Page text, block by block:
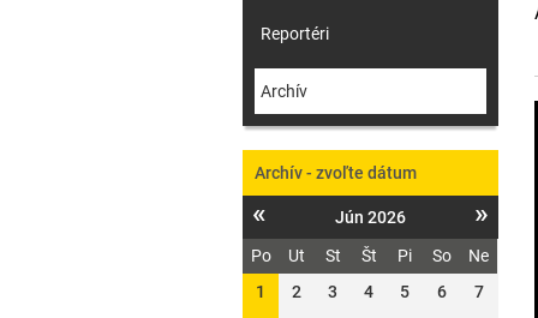
Reportéri
Archív
Archív - zvoľte dátum
« Jún 2026 »
Po Ut St Št Pi So
Ne
1
2 3 4 5 6
7